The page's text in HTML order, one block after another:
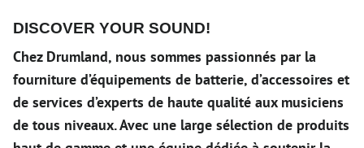
DISCOVER YOUR SOUND!
Chez Drumland, nous sommes passionnés par la
fourniture d’équipements de batterie, d’accessoires et
de services d’experts de haute qualité aux musiciens
de tous niveaux. Avec une large sélection de produits